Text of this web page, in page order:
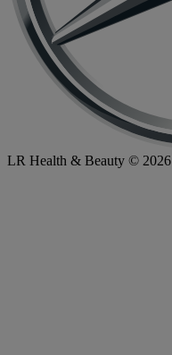
LR Health & Beauty © 2026